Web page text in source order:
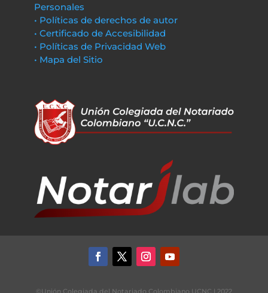
Personales
• Políticas de derechos de autor
• Certificado de Accesibilidad
• Políticas de Privacidad Web
• Mapa del Sitio